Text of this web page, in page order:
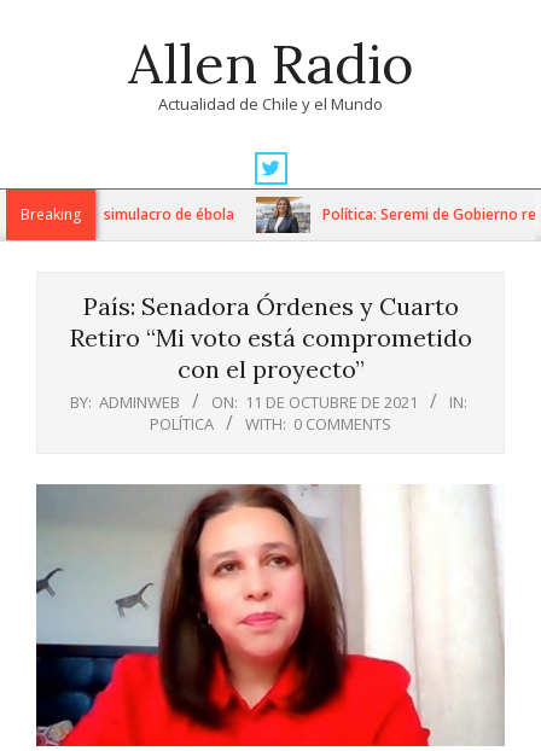
Allen Radio
Actualidad de Chile y el Mundo
Navigation
MenuBreaking
exitoso simulacro de ébola Política: Seremi de Gobierno
País: Senadora Órdenes y Cuarto
Retiro “Mi voto está comprometido
con el proyecto”
BY: ADMINWEB ON: 11 DE OCTUBRE DE 2021
IN:
POLÍTICA
WITH: 0 COMMENTS